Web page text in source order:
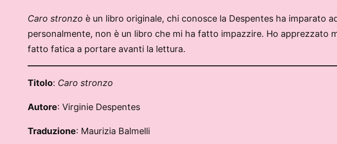
Caro stronzo è un libro originale, chi conosce la Despentes ha imparato
personalmente, non è un libro che mi ha fatto impazzire. Ho
fatto fatica a portare avanti la lettura.
Titolo: Caro stronzo
Autore: Virginie Despentes
Traduzione: Maurizia Balmelli